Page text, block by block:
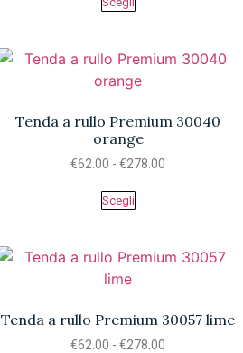
Tenda a rullo Premium 30040
orange
€62.00 - €278.00
Scegli
Tenda a rullo Premium 30057 lime
€62.00 - €278.00